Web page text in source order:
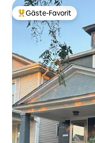
Beliebter Gäste-Favorit.
Gäste-Favorit